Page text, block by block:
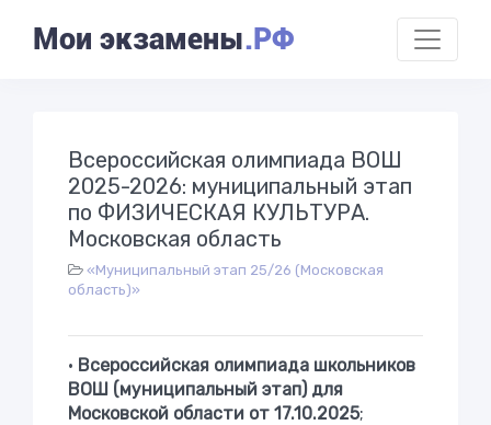
Мои экзамены.РФ
Всероссийская олимпиада ВОШ
2025-2026: муниципальный этап
по ФИЗИЧЕСКАЯ КУЛЬТУРА.
Московская область
«Муниципальный этап 25/26 (Московская
область)»
• Всероссийская олимпиада школьников
ВОШ (муниципальный этап) для
Московской области от 17.10.2025;